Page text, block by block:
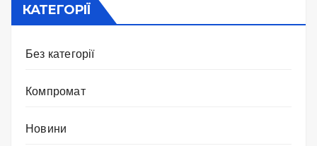
КАТЕГОРІЇ
Без категорії
Компромат
Новини